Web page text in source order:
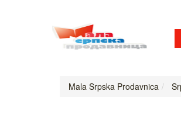
Mala Srpska Prodavnica